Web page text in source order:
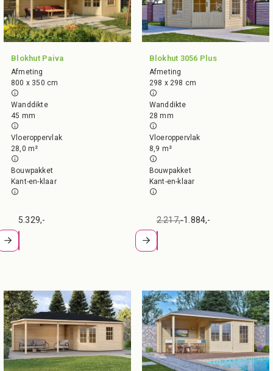
Blokhut Paiva
Afmeting
800 x 350 cm
Wanddikte
45 mm
Vloeroppervlak
28,0 m²
Bouwpakket
Kant-en-klaar
5.329,-
Blokhut 3056 Plus
Afmeting
298 x 298 cm
Wanddikte
28 mm
Vloeroppervlak
8,9 m²
Bouwpakket
Kant-en-klaar
2.217,-1.884,-